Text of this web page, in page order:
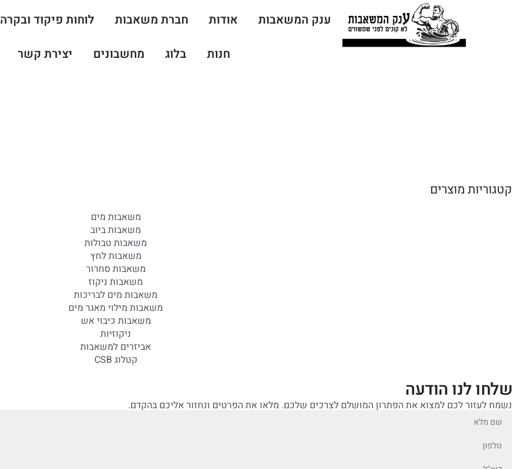
ענק המשאבות אודות חברת משאבות לוחות פיקוד ובקרה
חנות
בלוג מחשבונים יצירת קשר
קטגוריות מוצרים
משאבות מים
משאבות ביוב
משאבות טבולות
משאבות לחץ
משאבות סחרור
משאבות ניקוז
משאבות מים לבריכות
משאבות מילוי מאגר מים
משאבות כיבוי אש
ניקוזיות
אביזרים למשאבות
קטלוג CSB
שלחו לנו הודעה
נשמח לעזור לכם למצוא את הפתרון המושלם לצרכים שלכם. מלאו את הפרטים ונחזור אליכם בהקדם.